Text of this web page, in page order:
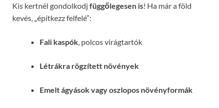
Kis kertnél gondolkodj függőlegesen is! Ha már a föld
kevés, „építkezz felfelé”:
Fali kaspók, polcos virágtartók
Létrákra rögzített növények
Emelt ágyások vagy oszlopos növényformák